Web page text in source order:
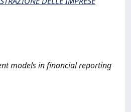
models in financial reporting